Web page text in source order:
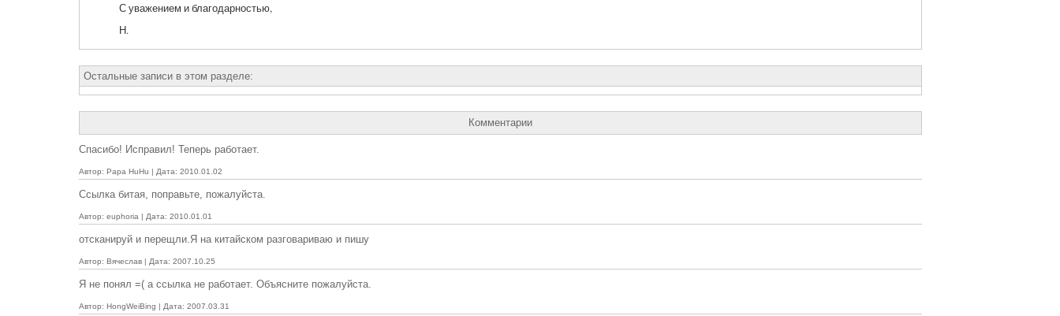
С уважением и благодарностью,
Н.
Остальные записи в этом разделе:
Комментарии
Спасибо! Исправил! Теперь работает.
Автор: Papa HuHu | Дата: 2010.01.02
Ссылка битая, поправьте, пожалуйста.
Автор: euphoria | Дата: 2010.01.01
отсканируй и перещли.Я на китайском разговариваю и пишу
Автор: Вячеслав | Дата: 2007.10.25
Я не понял =( а ссылка не работает. Объясните пожалуйста.
Автор: HongWeiBing | Дата: 2007.03.31